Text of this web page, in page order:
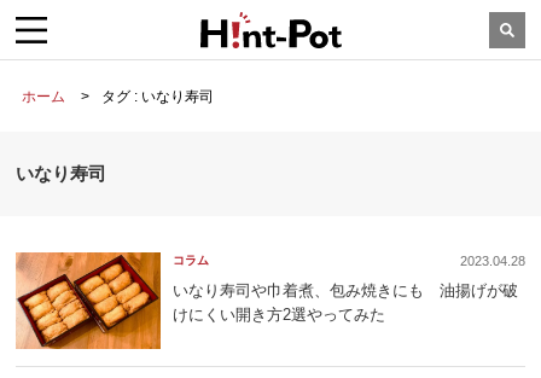
ホーム タグ : いなり寿司
いなり寿司
コラム 2023.04.28
いなり寿司や巾着煮、包み焼きにも 油揚げが破
けにくい開き方2選やってみた